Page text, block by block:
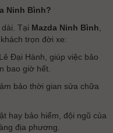
Ninh Bình?
Tại Mazda Ninh Bình
trọn đời xe:
Đại Hành, giúp việc bảo
bao giờ hết.
bảo thời gian sửa chữa
hay bảo hiểm, đội ngũ của
địa phương.